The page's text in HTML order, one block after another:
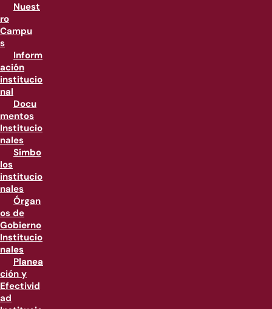
Nuest
ro
Campu
s
Inform
ación
institucio
nal
Docu
mentos
Institucio
nales
Símbo
los
institucio
nales
Órgan
os de
Gobierno
Institucio
nales
Planea
ción y
Efectivid
ad